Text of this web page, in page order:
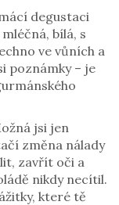
degustaci
bílá, s
ve vůních a
poznámky – je
jsi jen
změna nálady
zavřít oči a
nikdy necítil.
které tě